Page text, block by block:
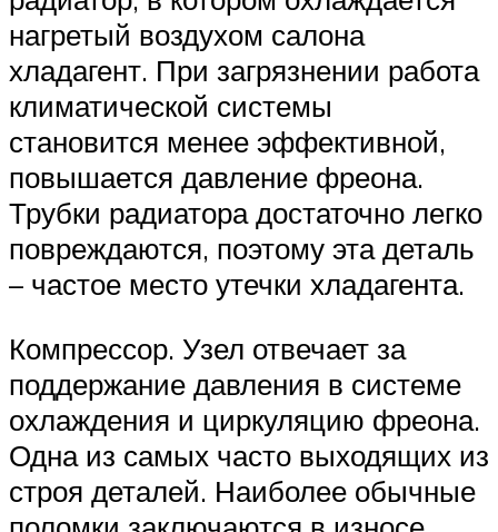
нагретый воздухом салона
хладагент. При загрязнении работа
климатической системы
становится менее эффективной,
повышается давление фреона.
Трубки радиатора достаточно легко
повреждаются, поэтому эта деталь
– частое место утечки хладагента.
Компрессор. Узел отвечает за
поддержание давления в системе
охлаждения и циркуляцию фреона.
Одна из самых часто выходящих из
строя деталей. Наиболее обычные